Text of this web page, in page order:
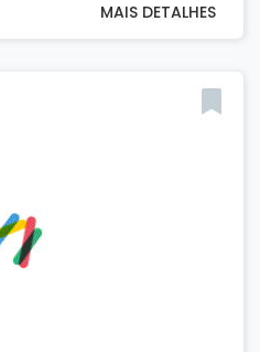
MAIS DETALHES